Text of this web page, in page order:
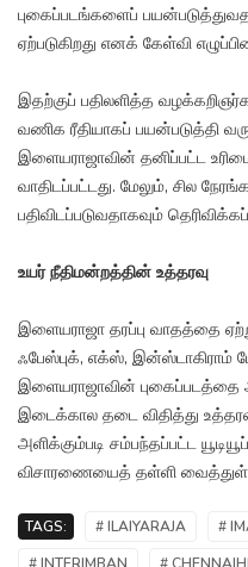
புகைப்படங்களைப்
ஏற்படுகிறது எனக் கேள்வி
இதற்குப் பதிலளித்த
வணிக ரீதியாகப் பயன்படுத்தி
இளையராஜாவின் தனிப்பட்ட
வாதிடப்பட்டது. மேலும், சில
பதிவிடப்படுவதாகவும்
உயர் நீதிமன்றத்தின் உத்தரவு
இளையராஜா தரப்பு வாதத்தை
ஃபேஸ்புக், எக்ஸ்,
இளையராஜாவின் புகைப்படத்தை
இடைக்கால தடை விதித்து
அளிக்கும்படி சம்பந்தப்பட்ட
விசாரணையைத் தள்ளி
TAGS: # ILAIYARAJA #